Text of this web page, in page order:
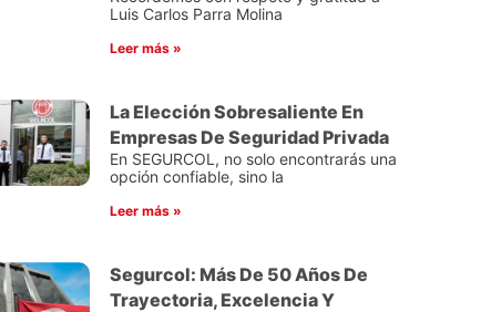
Luis Carlos Parra Molina
Leer más »
La Elección Sobresaliente En
Empresas De Seguridad Privada
En SEGURCOL, no solo encontrarás una
opción confiable, sino la
Leer más »
Segurcol: Más De 50 Años De
Trayectoria, Excelencia Y